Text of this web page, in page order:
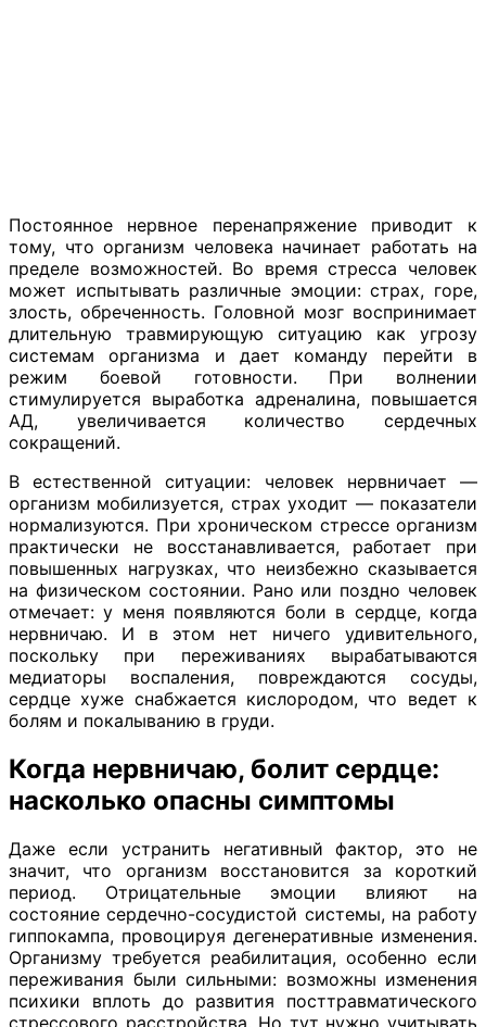
Постоянное нервное перенапряжение приводит к
тому, что организм человека начинает работать на
пределе возможностей. Во время стресса человек
может испытывать различные эмоции: страх, горе,
злость, обреченность. Головной мозг воспринимает
длительную травмирующую ситуацию как угрозу
системам организма и дает команду перейти в
режим боевой готовности. При волнении
стимулируется выработка адреналина, повышается
АД, увеличивается количество сердечных
сокращений.
В естественной ситуации: человек нервничает —
организм мобилизуется, страх уходит — показатели
нормализуются. При хроническом стрессе организм
практически не восстанавливается, работает при
повышенных нагрузках, что неизбежно сказывается
на физическом состоянии. Рано или поздно человек
отмечает: у меня появляются боли в сердце, когда
нервничаю. И в этом нет ничего удивительного,
поскольку при переживаниях вырабатываются
медиаторы воспаления, повреждаются сосуды,
сердце хуже снабжается кислородом, что ведет к
болям и покалыванию в груди.
Когда нервничаю, болит сердце:
насколько опасны симптомы
Даже если устранить негативный фактор, это не
значит, что организм восстановится за короткий
период. Отрицательные эмоции влияют на
состояние сердечно-сосудистой системы, на работу
гиппокампа, провоцируя дегенеративные изменения.
Организму требуется реабилитация, особенно если
переживания были сильными: возможны изменения
психики вплоть до развития посттравматического
стрессового расстройства. Но тут нужно учитывать